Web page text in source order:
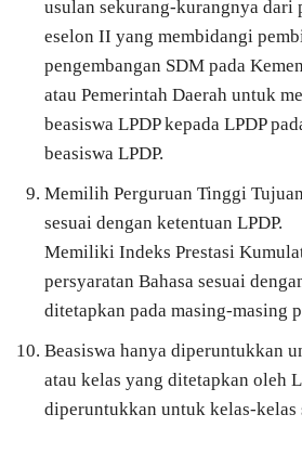
usulan sekurang-kurangnya dari
eselon II yang membidangi
pengembangan SDM pada
atau Pemerintah Daerah untuk
beasiswa LPDP kepada LPDP
beasiswa LPDP.
Memilih Perguruan Tinggi
sesuai dengan ketentuan LPDP.
Memiliki Indeks Prestasi
persyaratan Bahasa sesuai
ditetapkan pada masing-masing
Beasiswa hanya diperuntukkan
atau kelas yang ditetapkan oleh
diperuntukkan untuk kelas-kelas